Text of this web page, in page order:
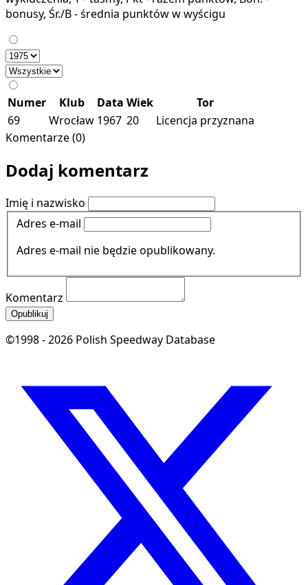
bonusy, Śr./B - średnia punktów w wyścigu
Numer Klub Data Wiek
Tor
69
Wrocław 1967 20
Licencja przyznana
Komentarze (0)
Dodaj komentarz
Imię i nazwisko
Adres e-mail
Adres e-mail nie będzie opublikowany.
Komentarz
Opublikuj
©1998 - 2026 Polish Speedway Database